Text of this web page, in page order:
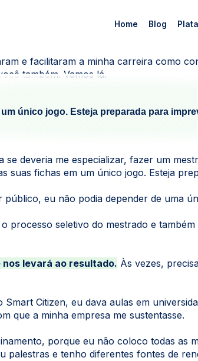
Home Blog
e facilitaram a minha carreira como
também. Vamos lá.
único jogo. Esteja preparada para
se deveria me especializar, fazer um
suas fichas em um único jogo. Esteja
eu não podia depender de uma
processo seletivo do mestrado e
nos levará ao resultado. Às vezes,
Citizen, eu dava aulas em
que a minha empresa me sustentasse.
porque eu não coloco todas
palestras e tenho diferentes fontes de